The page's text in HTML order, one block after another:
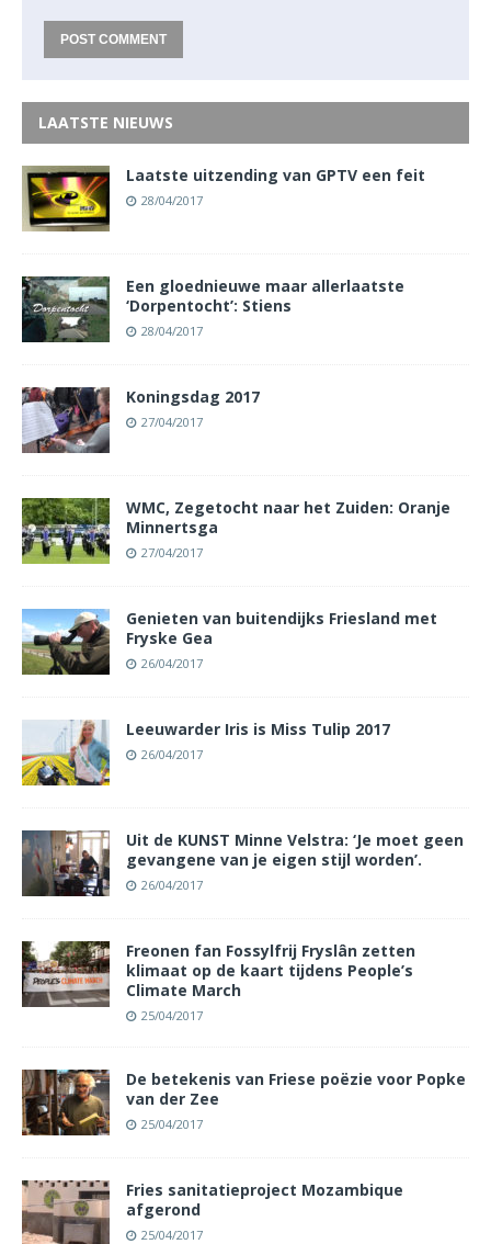
LAATSTE NIEUWS
Laatste uitzending van GPTV een feit
28/04/2017
Een gloednieuwe maar allerlaatste
‘Dorpentocht’: Stiens
28/04/2017
Koningsdag 2017
27/04/2017
WMC, Zegetocht naar het Zuiden: Oranje
Minnertsga
27/04/2017
Genieten van buitendijks Friesland met
Fryske Gea
26/04/2017
Leeuwarder Iris is Miss Tulip 2017
26/04/2017
Uit de KUNST Minne Velstra: ‘Je moet geen
gevangene van je eigen stijl worden’.
26/04/2017
Freonen fan Fossylfrij Fryslân zetten
klimaat op de kaart tijdens People’s
Climate March
25/04/2017
De betekenis van Friese poëzie voor Popke
van der Zee
25/04/2017
Fries sanitatieproject Mozambique
afgerond
25/04/2017